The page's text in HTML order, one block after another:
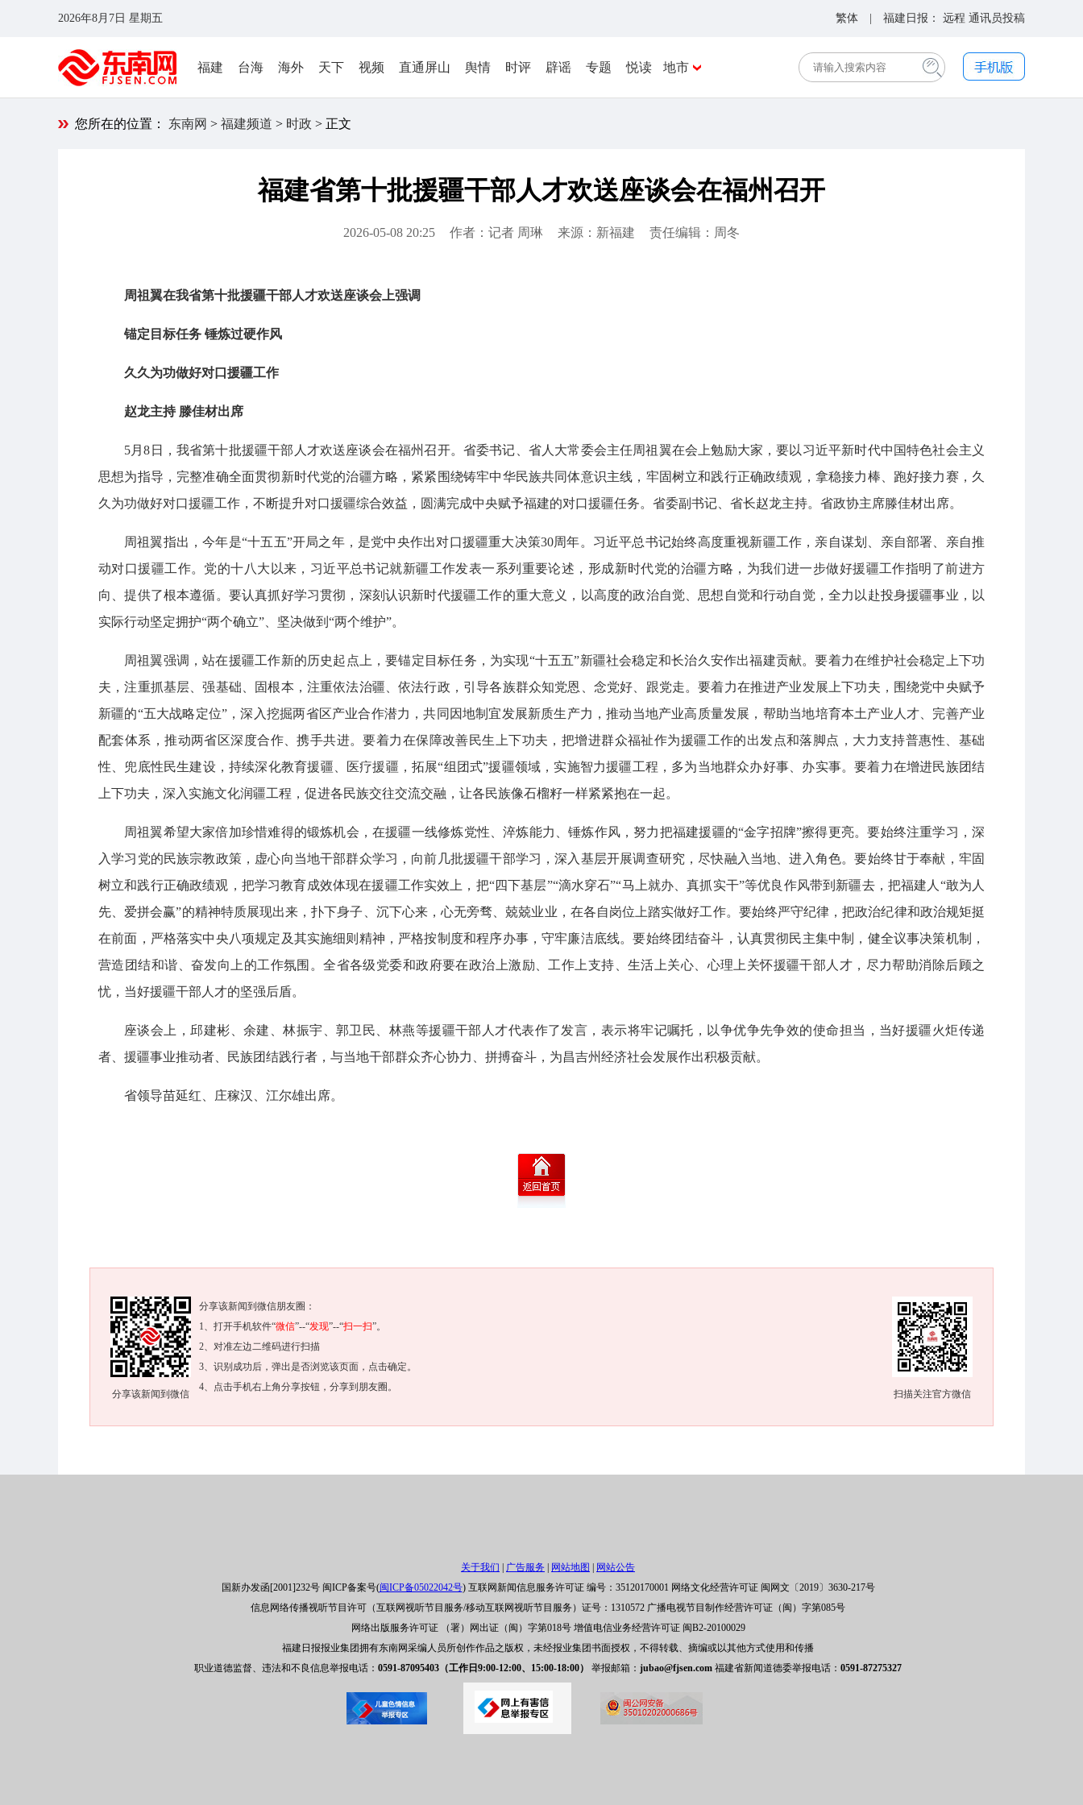
2026年8月7日 星期五 繁体 | 福建日报： 远程 通讯员投稿
福建 台海 海外 天下 视频 直通屏山 舆情 时评 辟谣 专题 悦读 地市
您所在的位置： 东南网 > 福建频道 > 时政 > 正文
福建省第十批援疆干部人才欢送座谈会在福州召开
2026-05-08 20:25 作者：记者 周琳 来源：新福建 责任编辑：周冬
周祖翼在我省第十批援疆干部人才欢送座谈会上强调
锚定目标任务 锤炼过硬作风
久久为功做好对口援疆工作
赵龙主持 滕佳材出席
5月8日，我省第十批援疆干部人才欢送座谈会在福州召开。省委书记、省人大常委会主任周祖翼在会上勉励大家，要以习近平新时代中国特色社会主义
思想为指导，完整准确全面贯彻新时代党的治疆方略，紧紧围绕铸牢中华民族共同体意识主线，牢固树立和践行正确政绩观，拿稳接力棒、跑好接力赛，久
久为功做好对口援疆工作，不断提升对口援疆综合效益，圆满完成中央赋予福建的对口援疆任务。省委副书记、省长赵龙主持。省政协主席滕佳材出席。
周祖翼指出，今年是“十五五”开局之年，是党中央作出对口援疆重大决策30周年。习近平总书记始终高度重视新疆工作，亲自谋划、亲自部署、亲自推
动对口援疆工作。党的十八大以来，习近平总书记就新疆工作发表一系列重要论述，形成新时代党的治疆方略，为我们进一步做好援疆工作指明了前进方
向、提供了根本遵循。要认真抓好学习贯彻，深刻认识新时代援疆工作的重大意义，以高度的政治自觉、思想自觉和行动自觉，全力以赴投身援疆事业，以
实际行动坚定拥护“两个确立”、坚决做到“两个维护”。
周祖翼强调，站在援疆工作新的历史起点上，要锚定目标任务，为实现“十五五”新疆社会稳定和长治久安作出福建贡献。要着力在维护社会稳定上下功
夫，注重抓基层、强基础、固根本，注重依法治疆、依法行政，引导各族群众知党恩、念党好、跟党走。要着力在推进产业发展上下功夫，围绕党中央赋予
新疆的“五大战略定位”，深入挖掘两省区产业合作潜力，共同因地制宜发展新质生产力，推动当地产业高质量发展，帮助当地培育本土产业人才、完善产业
配套体系，推动两省区深度合作、携手共进。要着力在保障改善民生上下功夫，把增进群众福祉作为援疆工作的出发点和落脚点，大力支持普惠性、基础
性、兜底性民生建设，持续深化教育援疆、医疗援疆，拓展“组团式”援疆领域，实施智力援疆工程，多为当地群众办好事、办实事。要着力在增进民族团结
上下功夫，深入实施文化润疆工程，促进各民族交往交流交融，让各民族像石榴籽一样紧紧抱在一起。
周祖翼希望大家倍加珍惜难得的锻炼机会，在援疆一线修炼党性、淬炼能力、锤炼作风，努力把福建援疆的“金字招牌”擦得更亮。要始终注重学习，深
入学习党的民族宗教政策，虚心向当地干部群众学习，向前几批援疆干部学习，深入基层开展调查研究，尽快融入当地、进入角色。要始终甘于奉献，牢固
树立和践行正确政绩观，把学习教育成效体现在援疆工作实效上，把“四下基层”“滴水穿石”“马上就办、真抓实干”等优良作风带到新疆去，把福建人“敢为人
先、爱拼会赢”的精神特质展现出来，扑下身子、沉下心来，心无旁骛、兢兢业业，在各自岗位上踏实做好工作。要始终严守纪律，把政治纪律和政治规矩挺
在前面，严格落实中央八项规定及其实施细则精神，严格按制度和程序办事，守牢廉洁底线。要始终团结奋斗，认真贯彻民主集中制，健全议事决策机制，
营造团结和谐、奋发向上的工作氛围。全省各级党委和政府要在政治上激励、工作上支持、生活上关心、心理上关怀援疆干部人才，尽力帮助消除后顾之
忧，当好援疆干部人才的坚强后盾。
座谈会上，邱建彬、余建、林振宇、郭卫民、林燕等援疆干部人才代表作了发言，表示将牢记嘱托，以争优争先争效的使命担当，当好援疆火炬传递
者、援疆事业推动者、民族团结践行者，与当地干部群众齐心协力、拼搏奋斗，为昌吉州经济社会发展作出积极贡献。
省领导苗延红、庄稼汉、江尔雄出席。
扫描关注官方微信
分享该新闻到微信
分享该新闻到微信朋友圈：
1、打开手机软件“微信”--“发现”--“扫一扫”。
2、对准左边二维码进行扫描
3、识别成功后，弹出是否浏览该页面，点击确定。
4、点击手机右上角分享按钮，分享到朋友圈。